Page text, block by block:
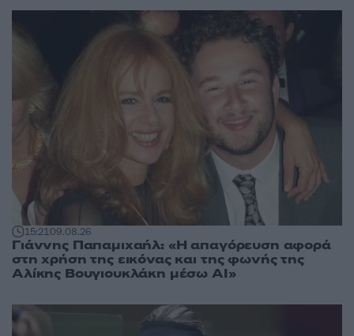
15:2109.08.26
Γιάννης Παπαμιχαήλ: «Η απαγόρευση αφορά
στη χρήση της εικόνας και της φωνής της
Αλίκης Βουγιουκλάκη μέσω AI»